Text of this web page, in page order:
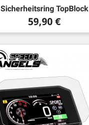
Sicherheitsring TopBlock
Preis
59,90 €